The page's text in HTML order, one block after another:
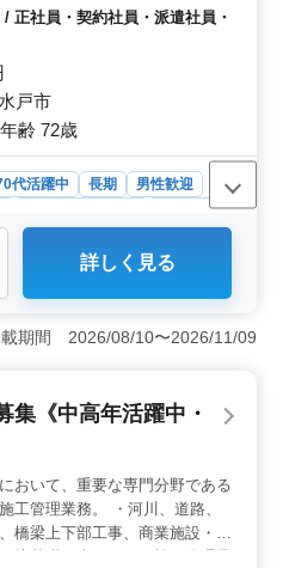
・通勤手当全額支給 ・各種社
休日ー ・土日祝日夏季休暇実
工事施工管理技士資格1級もし
内容:住宅から病院、福祉施設
住宅手当、資格手当など手当
ゼネコンとの取引もあるため
正社員・契約社員・派遣社員・
戸市
齢 72歳
代活躍中 長期
男性歓迎
施工管理
工管理の経験が豊富な中高
なっています。長年の経験
を築くことができま
額支給の通勤手当や社会
職場となっています。
詳しく見る
期間 2026/08/10〜2026/11/09
集《中高年活躍中・
おいて、重要な専門分野である
工管理業務。 ・河川、道路、
橋梁上下部工事、商業施設・マ